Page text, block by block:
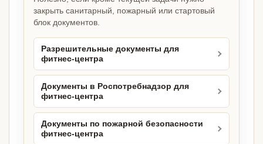
закрыть санитарный, пожарный или стартовый
блок документов.
Разрешительные документы для
фитнес-центра
Документы в Роспотребнадзор для
фитнес-центра
Документы по пожарной безопасности
фитнес-центра